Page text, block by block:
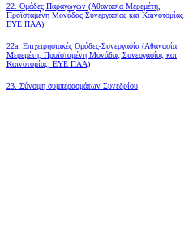
22. Ομάδες Παραγωγών (Αθανασία Μερεμέτη,
Προϊσταμένη Μονάδας Συνεργασίας και Καινοτομίας,
ΕΥΕ ΠΑΑ)
22a. Επιχειρησιακές Ομάδες-Συνεργασία (Αθανασία
Μερεμέτη, Προϊσταμένη Μονάδας Συνεργασίας και
Καινοτομίας, ΕΥΕ ΠΑΑ)
23. Σύνοψη συμπερασμάτων Συνεδρίου